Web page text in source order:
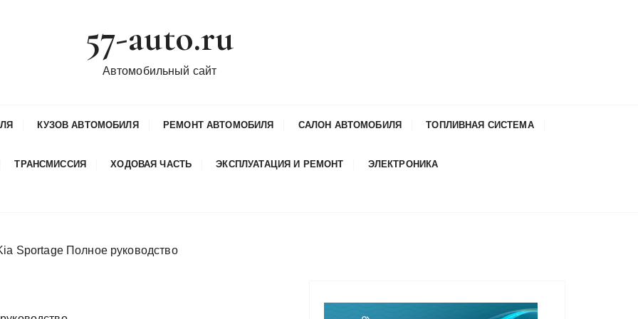
57-auto.ru
Автомобильный сайт
КУЗОВ АВТОМОБИЛЯ РЕМОНТ АВТОМОБИЛЯ САЛОН АВТОМОБИЛЯ ТОПЛИВНАЯ СИСТЕМА
ТРАНСМИССИЯ ХОДОВАЯ ЧАСТЬ ЭКСПЛУАТАЦИЯ И РЕМОНТ ЭЛЕКТРОНИКА
Sportage Полное руководство